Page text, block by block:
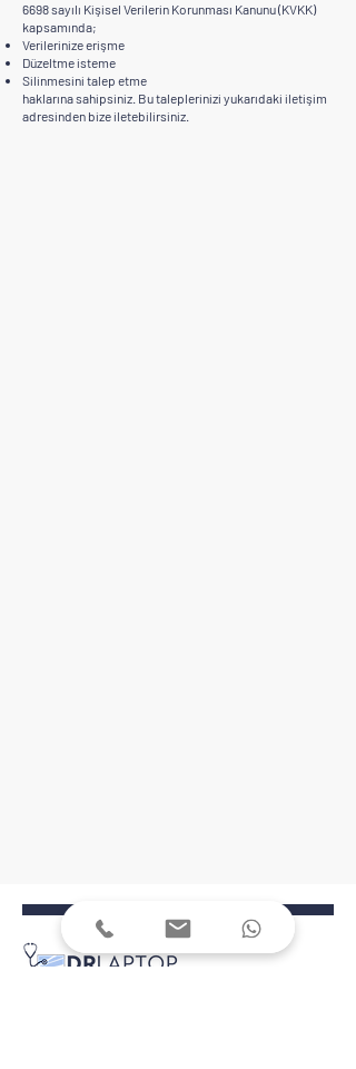
6698 sayılı Kişisel Verilerin Korunması Kanunu (KVKK)
kapsamında;
Verilerinize erişme
Düzeltme isteme
Silinmesini talep etme
haklarına sahipsiniz. Bu taleplerinizi yukarıdaki iletişim
adresinden bize iletebilirsiniz.